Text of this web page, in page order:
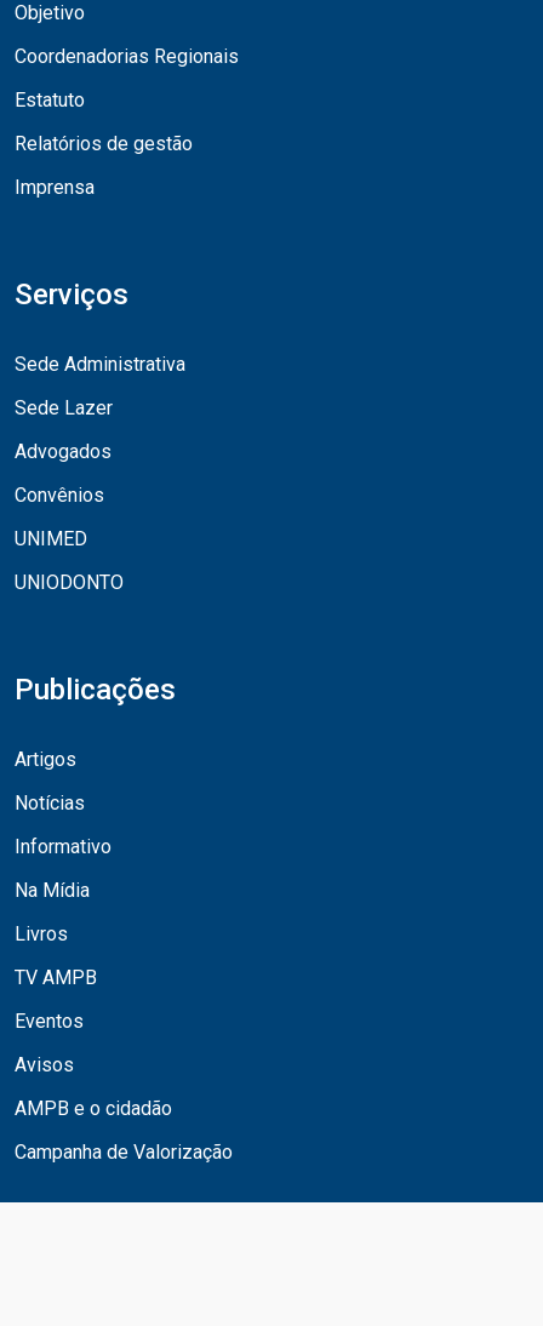
Objetivo
Coordenadorias Regionais
Estatuto
Relatórios de gestão
Imprensa
Serviços
Sede Administrativa
Sede Lazer
Advogados
Convênios
UNIMED
UNIODONTO
Publicações
Artigos
Notícias
Informativo
Na Mídia
Livros
TV AMPB
Eventos
Avisos
AMPB e o cidadão
Campanha de Valorização